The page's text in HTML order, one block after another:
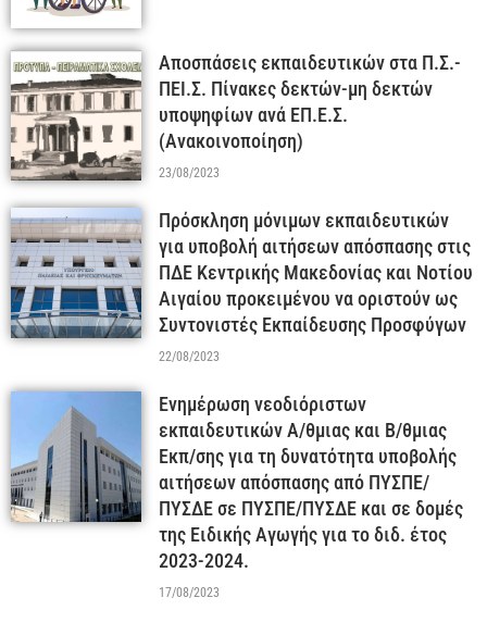
Αποσπάσεις εκπαιδευτικών στα Π.Σ.-
ΠΕΙ.Σ. Πίνακες δεκτών-μη δεκτών
υποψηφίων ανά ΕΠ.Ε.Σ.
(Ανακοινοποίηση)
23/08/2023
Πρόσκληση μόνιμων εκπαιδευτικών
για υποβολή αιτήσεων απόσπασης στις
ΠΔΕ Κεντρικής Μακεδονίας και Νοτίου
Αιγαίου προκειμένου να οριστούν ως
Συντονιστές Εκπαίδευσης Προσφύγων
22/08/2023
Ενημέρωση νεοδιόριστων
εκπαιδευτικών A/θμιας και B/θμιας
Εκπ/σης για τη δυνατότητα υποβολής
αιτήσεων απόσπασης από ΠΥΣΠΕ/
ΠΥΣΔΕ σε ΠΥΣΠΕ/ΠΥΣΔΕ και σε δομές
της Ειδικής Αγωγής για το διδ. έτος
2023-2024.
17/08/2023